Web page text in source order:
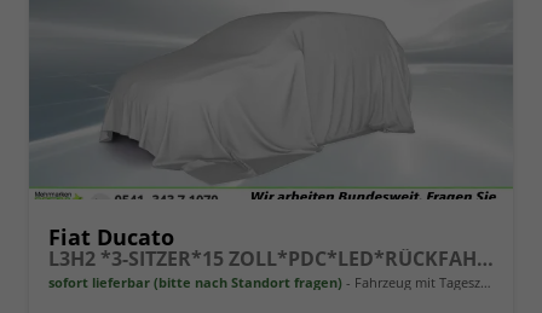
Fiat Ducato
L3H2 *3-SITZER*15 ZOLL*PDC*LED*RÜCKFAHRKAMERA*DAB*KLIMA*HECKTÜRE 260°*
sofort lieferbar (bitte nach Standort fragen) Fahrzeug mit Tageszulassung